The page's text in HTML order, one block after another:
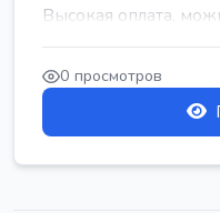
Высокая оплата,
...
0 просмотров